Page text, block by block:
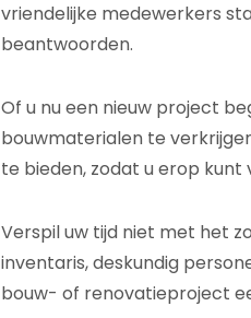
vriendelijke medewerkers
beantwoorden.
Of u nu een nieuw project
bouwmaterialen te
te bieden, zodat u erop
Verspil uw tijd niet met het
inventaris, deskundig
bouw- of renovatieproject